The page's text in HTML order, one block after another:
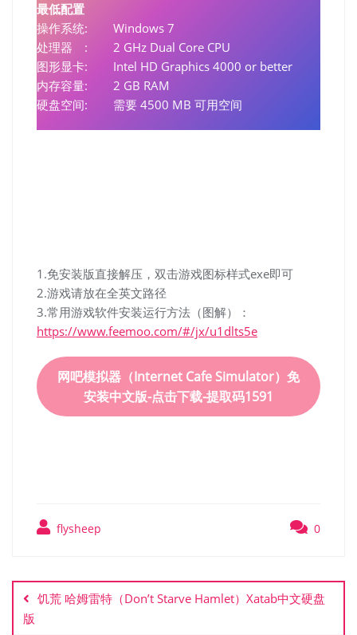
最低配置
操作系统: Windows 7
处理器 : 2 GHz Dual Core CPU
图形显卡: Intel HD Graphics 4000 or better
内存容量: 2 GB RAM
硬盘空间: 需要 4500 MB 可用空间
1.免安装版直接解压，双击游戏图标样式exe即可
2.游戏请放在全英文路径
3.常用游戏软件安装运行方法（图解）：
https://www.feemoo.com/#/jx/u1dlts5e
网吧模拟器（Internet Cafe Simulator）免
安装中文版-点击下载-提取码1591
flysheep 0
章
导
航
饥荒 哈姆雷特（Don’t Starve Hamlet）Xatab中文硬盘
版